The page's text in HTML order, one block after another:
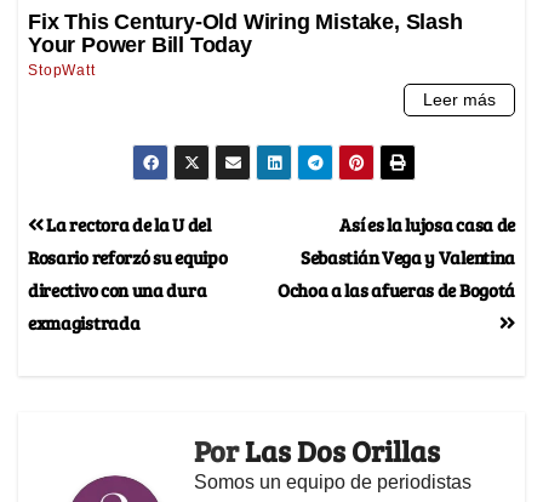
Así es la lujosa casa de
Sebastián Vega y Valentina
Ochoa a las afueras de Bogotá
La rectora de la U del
Rosario reforzó su equipo
directivo con una dura
exmagistrada
PorLas Dos Orillas
Somos un equipo de periodistas